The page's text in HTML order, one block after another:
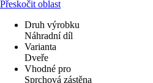
Přeskočit oblast
Druh výrobku
Náhradní díl
Varianta
Dveře
Vhodné pro
Sprchová zástěna